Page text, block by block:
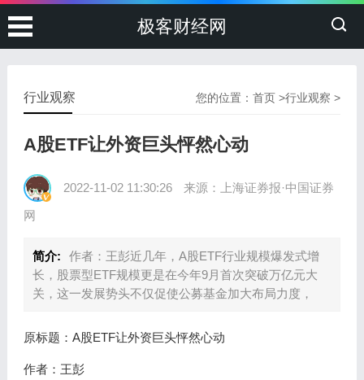
极客财经网
您的位置：首页 >行业观察 >
行业观察
A股ETF让外资巨头怦然心动
2022-11-02 11:30:26
来源：上海证券报·中国证券
网
简介:
作者：王彭近几年，A股ETF行业规模爆发式增
长，股票型ETF规模更是在今年9月首次突破万亿元大
关，这一发展势头不仅促使公募基金加大布局力度，
原标题：A股ETF让外资巨头怦然心动
作者：王彭